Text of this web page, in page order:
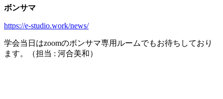
ボンサマ
https://e-studio.work/news/
学会当日はzoomのボンサマ専用ルームでもお待ちしており
ます。（担当 : 河合美和）